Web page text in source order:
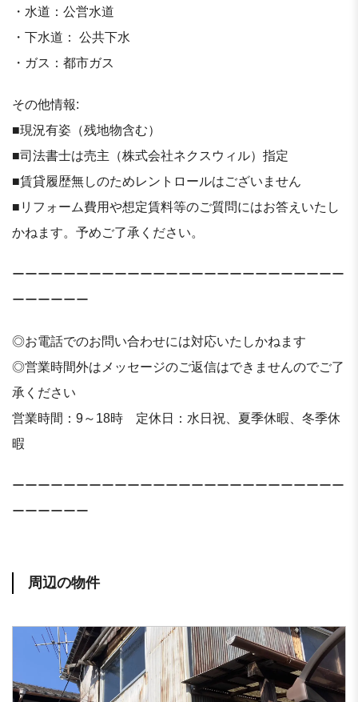
・水道：公営水道
・下水道： 公共下水
・ガス：都市ガス
その他情報:
■現況有姿（残地物含む）
■司法書士は売主（株式会社ネクスウィル）指定
■賃貸履歴無しのためレントロールはございません
■リフォーム費用や想定賃料等のご質問にはお答えいたし
かねます。予めご了承ください。
ーーーーーーーーーーーーーーーーーーーーーーーーーー
ーーーーーー
◎お電話でのお問い合わせには対応いたしかねます
◎営業時間外はメッセージのご返信はできませんのでご了
承ください
営業時間：9～18時 定休日：水日祝、夏季休暇、冬季休
暇
ーーーーーーーーーーーーーーーーーーーーーーーーーー
ーーーーーー
周辺の物件